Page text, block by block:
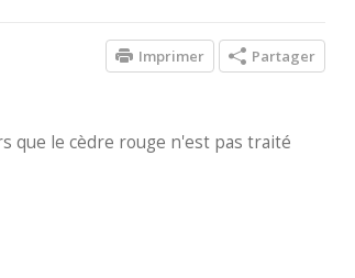
Partager
Imprimer
que le cèdre rouge n'est pas traité